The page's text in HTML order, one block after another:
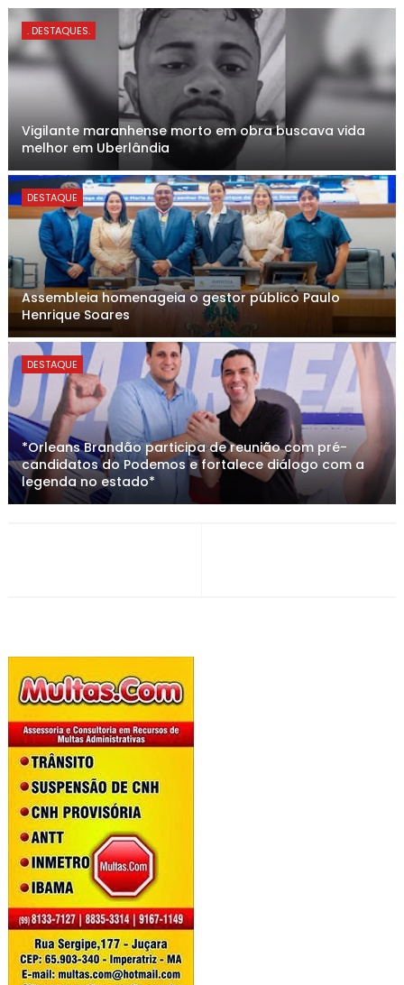
. DESTAQUES.
Vigilante maranhense morto em obra buscava vida
melhor em Uberlândia
DESTAQUE
Assembleia homenageia o gestor público Paulo
Henrique Soares
DESTAQUE
*Orleans Brandão participa de reunião com pré-
candidatos do Podemos e fortalece diálogo com a
legenda no estado*